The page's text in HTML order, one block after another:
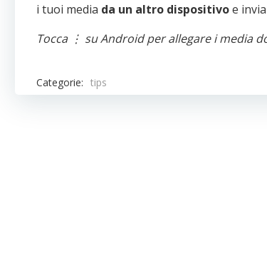
i tuoi media da un altro dispositivoe
Tocca ⋮ su Android per allegare i media
Categorie: tips